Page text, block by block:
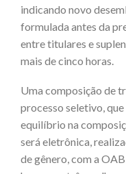
indicando novo
formulada antes da
entre titulares e
mais de cinco horas.
Uma composição de
processo seletivo,
equilíbrio na
será eletrônica,
de gênero, com a